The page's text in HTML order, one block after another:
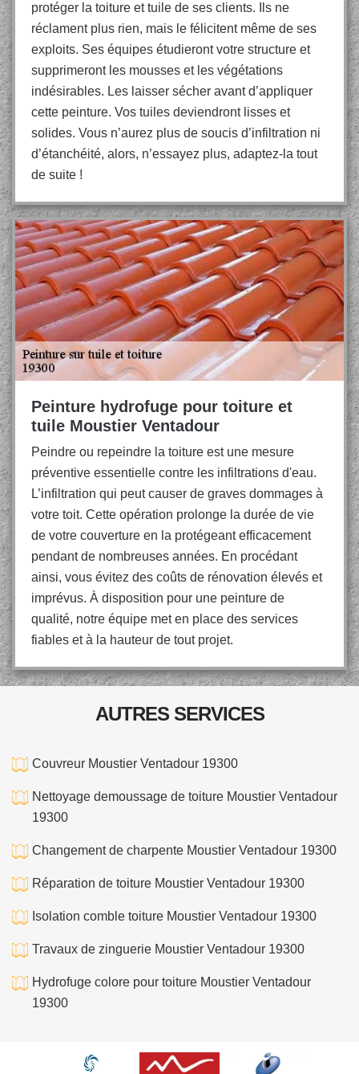
protéger la toiture et tuile de ses clients. Ils ne
réclament plus rien, mais le félicitent même de ses
exploits. Ses équipes étudieront votre structure et
supprimeront les mousses et les végétations
indésirables. Les laisser sécher avant d’appliquer
cette peinture. Vos tuiles deviendront lisses et
solides. Vous n’aurez plus de soucis d’infiltration ni
d’étanchéité, alors, n’essayez plus, adaptez-la tout
de suite !
Peinture hydrofuge pour toiture et
tuile Moustier Ventadour
Peindre ou repeindre la toiture est une mesure
préventive essentielle contre les infiltrations d'eau.
L’infiltration qui peut causer de graves dommages à
votre toit. Cette opération prolonge la durée de vie
de votre couverture en la protégeant efficacement
pendant de nombreuses années. En procédant
ainsi, vous évitez des coûts de rénovation élevés et
imprévus. À disposition pour une peinture de
qualité, notre équipe met en place des services
fiables et à la hauteur de tout projet.
AUTRES SERVICES
Couvreur Moustier Ventadour 19300
Nettoyage demoussage de toiture Moustier Ventadour
19300
Changement de charpente Moustier Ventadour 19300
Réparation de toiture Moustier Ventadour 19300
Isolation comble toiture Moustier Ventadour 19300
Travaux de zinguerie Moustier Ventadour 19300
Hydrofuge colore pour toiture Moustier Ventadour
19300